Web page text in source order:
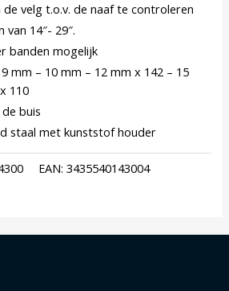
de velg t.o.v. de naaf te controleren
van 14″- 29″.
banden mogelijk
mm – 10 mm – 12 mm x 142 – 15
110
buis
staal met kunststof houder
EAN:3435540143004